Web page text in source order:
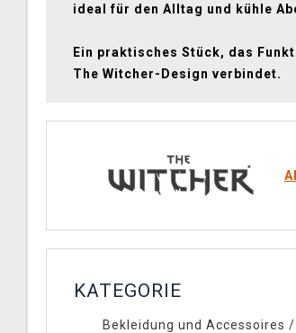
ideal für den Alltag und kühle
Ein praktisches Stück, das
The Witcher-Design verbindet.
KATEGORIE
Bekleidung und Accessoires /